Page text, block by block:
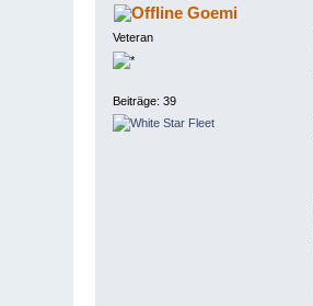
Goemi
Veteran
Beiträge: 39